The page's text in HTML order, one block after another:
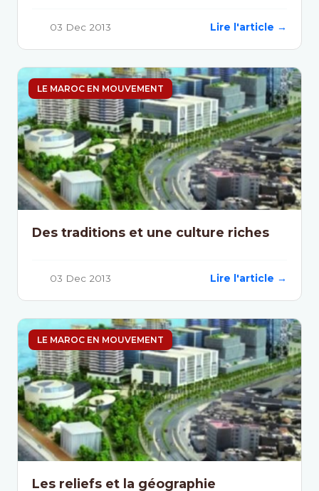
03 Dec 2013 Lire l'article →
LE MAROC EN MOUVEMENT
Des traditions et une culture riches
03 Dec 2013 Lire l'article →
LE MAROC EN MOUVEMENT
Les reliefs et la géographie